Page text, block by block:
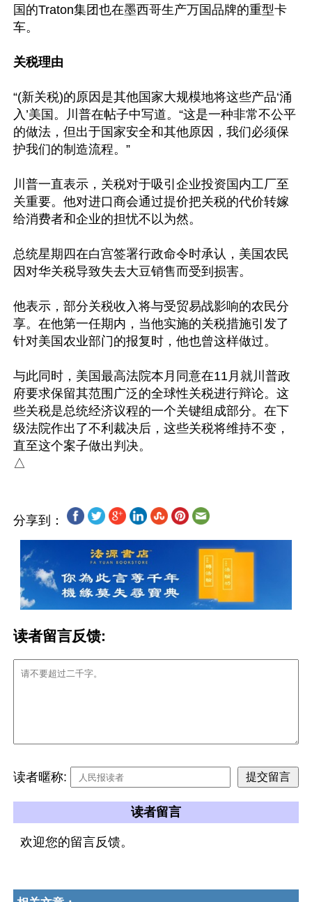
国的Traton集团也在墨西哥生产万国品牌的重型卡
车。
关税理由
“(新关税)的原因是其他国家大规模地将这些产品‘涌
入’美国。川普在帖子中写道。“这是一种非常不公平
的做法，但出于国家安全和其他原因，我们必须保
护我们的制造流程。”
川普一直表示，关税对于吸引企业投资国内工厂至
关重要。他对进口商会通过提价把关税的代价转嫁
给消费者和企业的担忧不以为然。
总统星期四在白宫签署行政命令时承认，美国农民
因对华关税导致失去大豆销售而受到损害。
他表示，部分关税收入将与受贸易战影响的农民分
享。在他第一任期内，当他实施的关税措施引发了
针对美国农业部门的报复时，他也曾这样做过。
与此同时，美国最高法院本月同意在11月就川普政
府要求保留其范围广泛的全球性关税进行辩论。这
些关税是总统经济议程的一个关键组成部分。在下
级法院作出了不利裁决后，这些关税将维持不变，
直至这个案子做出判决。
分享到：
读者留言反馈:
读者暱称:
读者留言
欢迎您的留言反馈。